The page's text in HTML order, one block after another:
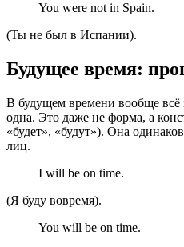
You were not in Spain.
(Ты не был в Испании).
Будущее время:
В будущем времени вообще
одна. Это даже не форма, а
«будет», «будут»). Она
лиц.
I will be on time.
(Я буду вовремя).
You will be on time.